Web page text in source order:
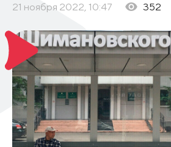
21 ноября 2022, 10:47 352